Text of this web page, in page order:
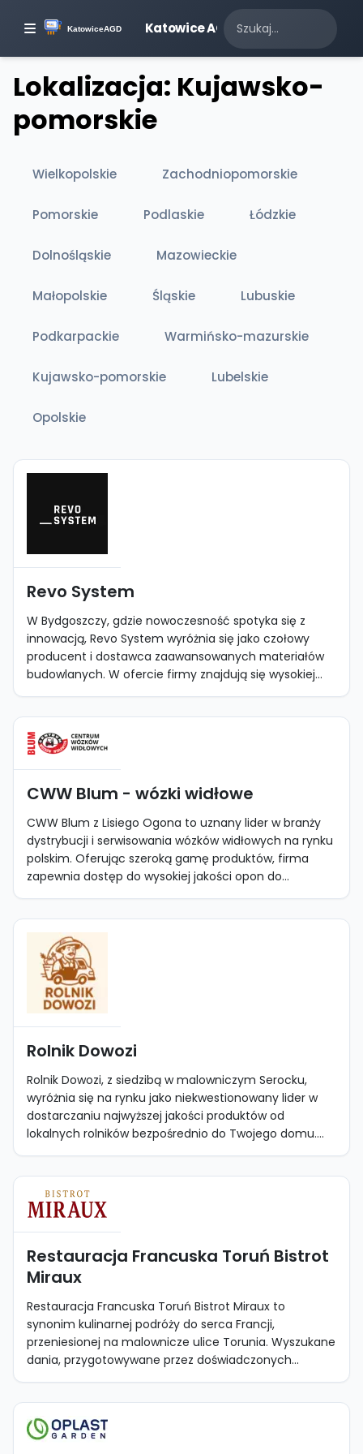
Katowice AGD
Lokalizacja: Kujawsko-
pomorskie
Wielkopolskie Zachodniopomorskie
Pomorskie Podlaskie Łódzkie
Dolnośląskie Mazowieckie
Małopolskie Śląskie Lubuskie
Podkarpackie Warmińsko-mazurskie
Kujawsko-pomorskie Lubelskie
Opolskie
Revo System
W Bydgoszczy, gdzie nowoczesność spotyka się z
innowacją, Revo System wyróżnia się jako czołowy
producent i dostawca zaawansowanych materiałów
budowlanych. W ofercie firmy znajdują się wysokiej...
CWW Blum - wózki widłowe
CWW Blum z Lisiego Ogona to uznany lider w branży
dystrybucji i serwisowania wózków widłowych na rynku
polskim. Oferując szeroką gamę produktów, firma
zapewnia dostęp do wysokiej jakości opon do...
Rolnik Dowozi
Rolnik Dowozi, z siedzibą w malowniczym Serocku,
wyróżnia się na rynku jako niekwestionowany lider w
dostarczaniu najwyższej jakości produktów od
lokalnych rolników bezpośrednio do Twojego domu....
Restauracja Francuska Toruń Bistrot
Miraux
Restauracja Francuska Toruń Bistrot Miraux to
synonim kulinarnej podróży do serca Francji,
przeniesionej na malownicze ulice Torunia. Wyszukane
dania, przygotowywane przez doświadczonych...